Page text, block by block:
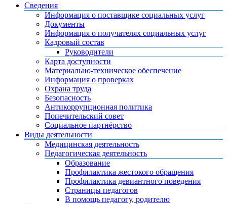
Сведения
Информация о поставщике социальных услуг
Документы
Информация о получателях социальных услуг
Кадровый состав
Руководители
Карта доступности
Материально-техническое обеспечение
Информация о проверках
Охрана труда
Безопасность
Антикоррупционная политика
Попечительский совет
Социальное партнёрство
Виды деятельности
Медицинская деятельность
Педагогическая деятельность
Образование
Профилактика жестокого обращения
Профилактика девиантного поведения
Страницы педагогов
В помощь педагогу, родителю